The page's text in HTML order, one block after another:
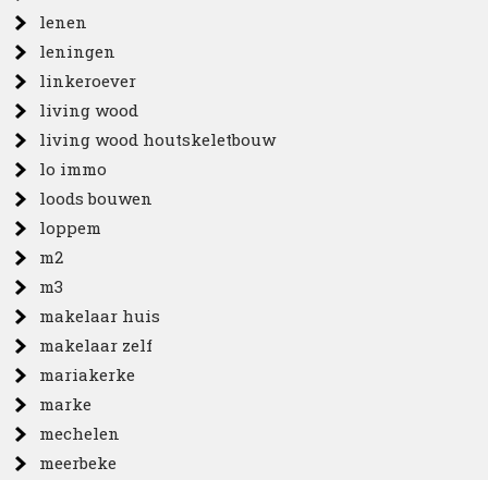
lenen
leningen
linkeroever
living wood
living wood houtskeletbouw
lo immo
loods bouwen
loppem
m2
m3
makelaar huis
makelaar zelf
mariakerke
marke
mechelen
meerbeke